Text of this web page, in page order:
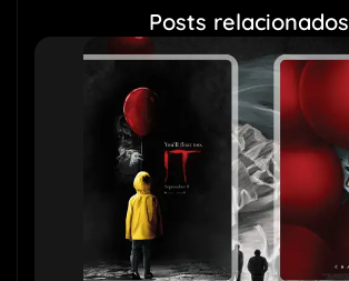
Posts relacionados